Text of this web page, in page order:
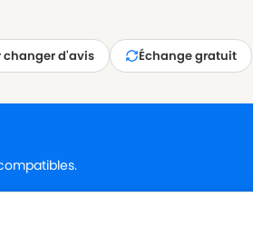
changer d'avis Échange gratuit